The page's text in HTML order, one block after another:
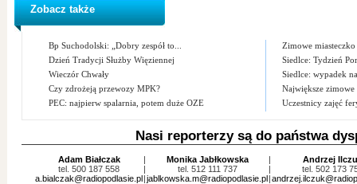
Zobacz także
Bp Suchodolski: „Dobry zespół to...
Zimowe
Dzień Tradycji Służby Więziennej
Siedlce: Tydzień
Wieczór Chwały
Siedlce: wypadek
Czy zdrożeją przewozy MPK?
Największe zimowe
PEC: najpierw spalarnia, potem duże OZE
Uczestnicy zajęć
Nasi reporterzy są do państwa
Adam Białczak
tel. 500 187 558
a.bialczak@radiopodlasie.pl
|
|
|
Monika Jabłkowska
tel. 512 111 737
jablkowska.m@radiopodlasie.pl
|
|
|
Andrzej
tel. 502 173